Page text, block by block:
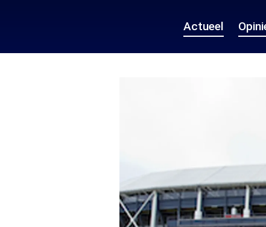
Actueel